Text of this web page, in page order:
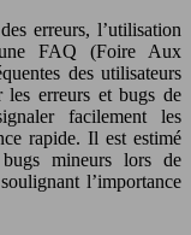
erreurs, l’utilisation
FAQ (Foire Aux
des utilisateurs
les erreurs et bugs de
facilement les
rapide. Il est estimé
mineurs lors de
l’importance